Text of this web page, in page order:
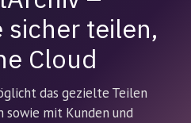
sicher teilen,
Cloud
das gezielte Teilen
mit Kunden und